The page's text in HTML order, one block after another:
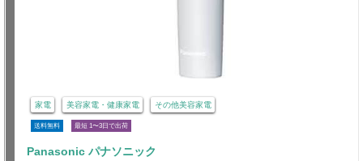
家電 美容家電・健康家電 その他美容家電
送料無料 最短 1〜3日で出荷
Panasonic パナソニック